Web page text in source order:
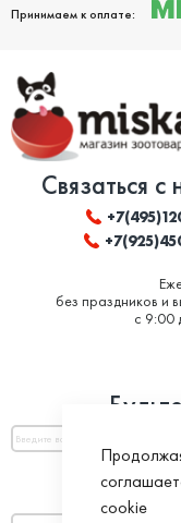
Принимаем к оплате:
Связаться с
без праздников и
с 9:00
cookie